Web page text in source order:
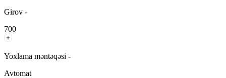
Girov -
700
Yoxlama məntəqəsi -
Avtomat